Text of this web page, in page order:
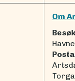
Om